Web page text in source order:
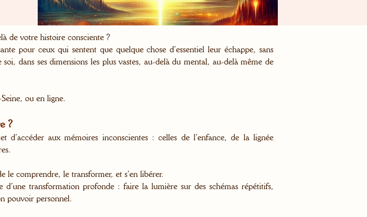
de votre histoire consciente ?
pour ceux qui sentent que quelque chose d’essentiel leur échappe, sans
dans ses dimensions les plus vastes, au-delà du mental, au-delà même de
ou en ligne.
?
d’accéder aux mémoires inconscientes : celles de l’enfance, de la lignée
le comprendre, le transformer, et s’en libérer.
transformation profonde : faire la lumière sur des schémas répétitifs,
pouvoir personnel.